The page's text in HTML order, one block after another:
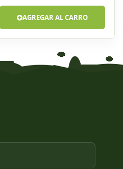
AGREGAR AL CARRO